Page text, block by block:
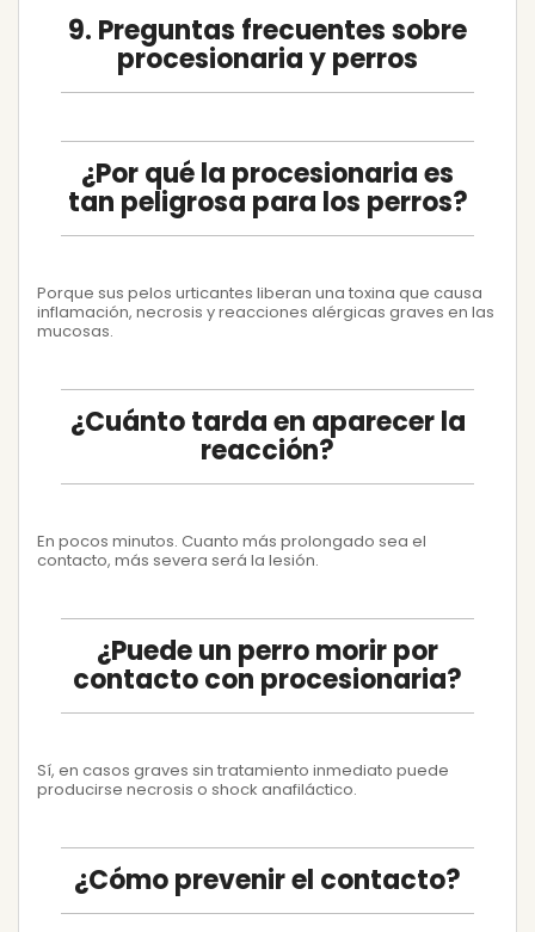
9. Preguntas frecuentes sobre
procesionaria y perros
¿Por qué la procesionaria es
tan peligrosa para los perros?
Porque sus pelos urticantes liberan una toxina que causa
inflamación, necrosis y reacciones alérgicas graves en las
mucosas.
¿Cuánto tarda en aparecer la
reacción?
En pocos minutos. Cuanto más prolongado sea el
contacto, más severa será la lesión.
¿Puede un perro morir por
contacto con procesionaria?
Sí, en casos graves sin tratamiento inmediato puede
producirse necrosis o shock anafiláctico.
¿Cómo prevenir el contacto?